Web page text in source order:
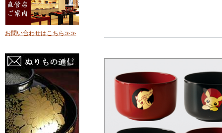
お問い合わせはこちら≫≫